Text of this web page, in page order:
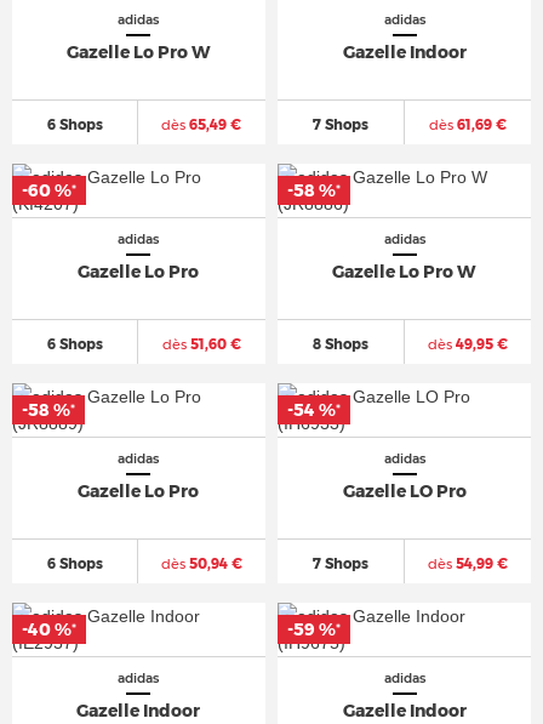
adidas
Gazelle Lo Pro W
6 Shops dès 65,49 €
adidas
Gazelle Indoor
7 Shops dès61,69 €
adidas
Gazelle Lo Pro
6 Shops dès51,60 €
-60 %*
adidas
Gazelle Lo Pro W
8 Shops dès49,95 €
-58 %*
adidas
Gazelle Lo Pro
6 Shops dès50,94 €
-58 %*
adidas
Gazelle LO Pro
7 Shops dès54,99 €
-54 %*
adidas
Gazelle Indoor
-40 %*
adidas
Gazelle Indoor
-59 %*